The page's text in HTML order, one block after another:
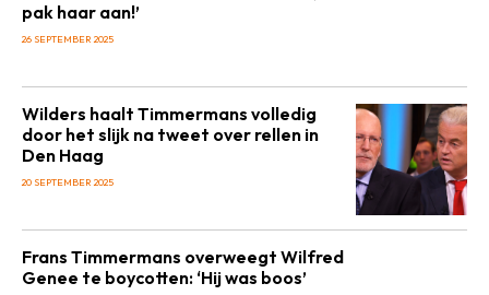
pak haar aan!’
26 SEPTEMBER 2025
Wilders haalt Timmermans volledig
door het slijk na tweet over rellen in
Den Haag
20 SEPTEMBER 2025
Frans Timmermans overweegt Wilfred
Genee te boycotten: ‘Hij was boos’